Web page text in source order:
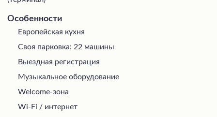
Особенности
Европейская кухня
Своя парковка: 22 машины
Выездная регистрация
Музыкальное оборудование
Welcome-зона
Wi-Fi / интернет